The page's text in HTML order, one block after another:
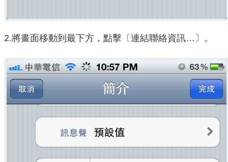
2.將畫面移動到最下方，點擊〔連結聯絡資訊…〕。